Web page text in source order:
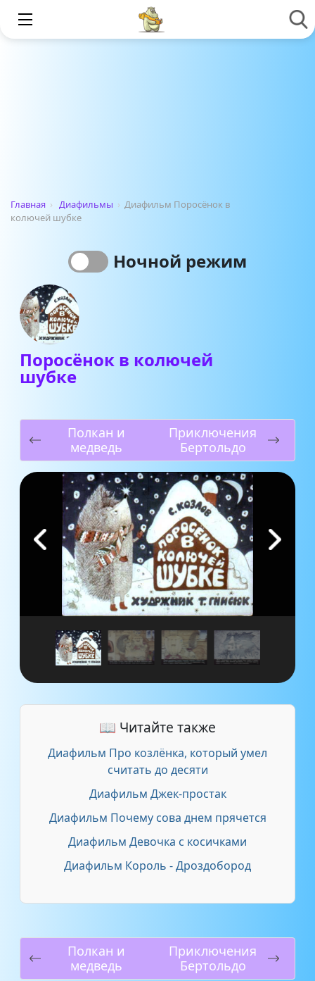
Главная › Диафильмы › Диафильм Поросёнок в
колючей шубке
Ночной режим
Поросёнок в колючей
шубке
Полкан и
медведь
Приключения
Бертольдо
📖 Читайте также
Диафильм Про козлёнка, который умел
считать до десяти
Диафильм Джек-простак
Диафильм Почему сова днем прячется
Диафильм Девочка с косичками
Диафильм Король - Дроздобород
Полкан и
медведь
Приключения
Бертольдо